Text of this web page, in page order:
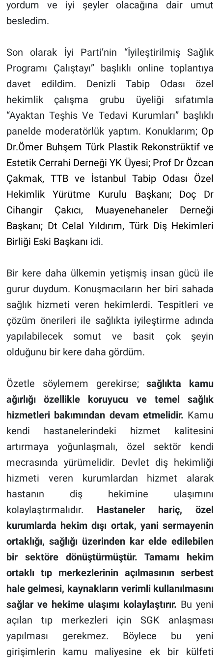
yordum ve iyi şeyler olacağına dair umut
besledim.
Son olarak İyi Parti’nin “İyileştirilmiş Sağlık
Programı Çalıştayı” başlıklı online toplantıya
davet edildim. Denizli Tabip Odası özel
hekimlik çalışma grubu üyeliği sıfatımla
“Ayaktan Teşhis Ve Tedavi Kurumları” başlıklı
panelde moderatörlük yaptım. Konuklarım; Op
Dr.Ömer Buhşem Türk Plastik Rekonstrüktif ve
Estetik Cerrahi Derneği YK Üyesi; Prof Dr Özcan
Çakmak, TTB ve İstanbul Tabip Odası Özel
Hekimlik Yürütme Kurulu Başkanı; Doç Dr
Cihangir Çakıcı, Muayenehaneler Derneği
Başkanı; Dt Celal Yıldırım, Türk Diş Hekimleri
Birliği Eski Başkanı idi.
Bir kere daha ülkemin yetişmiş insan gücü ile
gurur duydum. Konuşmacıların her biri sahada
sağlık hizmeti veren hekimlerdi. Tespitleri ve
çözüm önerileri ile sağlıkta iyileştirme adında
yapılabilecek somut ve basit çok şeyin
olduğunu bir kere daha gördüm.
Özetle söylemem gerekirse;sağlıkta kamu
ağırlığı özellikle koruyucu ve temel sağlık
hizmetleri bakımından devam etmelidir. Kamu
kendi hastanelerindeki hizmet kalitesini
artırmaya yoğunlaşmalı, özel sektör kendi
mecrasında yürümelidir. Devlet diş hekimliği
hizmeti veren kurumlardan hizmet alarak
hastanın diş hekimine ulaşımını
kolaylaştırmalıdır. Hastaneler hariç, özel
kurumlarda hekim dışı ortak, yani sermayenin
ortaklığı, sağlığı üzerinden kar elde edilebilen
bir sektöre dönüştürmüştür. Tamamı hekim
ortaklı tıp merkezlerinin açılmasının serbest
hale gelmesi, kaynakların verimli kullanılmasını
sağlar ve hekime ulaşımı kolaylaştırır. Bu yeni
açılan tıp merkezleri için SGK anlaşması
yapılması gerekmez. Böylece bu yeni
girişimlerin kamu maliyesine ek bir külfeti